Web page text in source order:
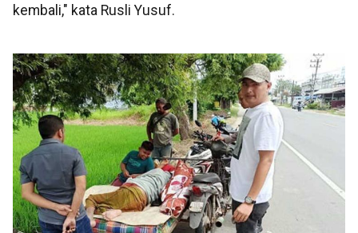
kembali," kata Rusli Yusuf.